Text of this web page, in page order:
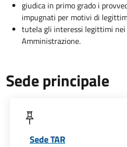
giudica in primo grado i
impugnati per motivi di
tutela gli interessi legittimi nei
Amministrazione.
Sede principale
Sede TAR